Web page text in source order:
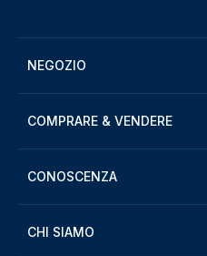
NEGOZIO
COMPRARE & VENDERE
CONOSCENZA
CHI SIAMO